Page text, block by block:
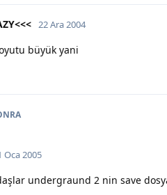
22 Ara 2004
büyük yani
Oca 2005
undergraund 2 nin save